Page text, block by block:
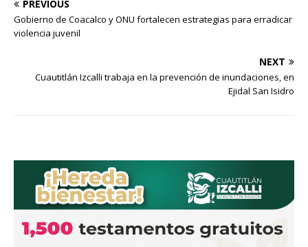
PREVIOUS
Gobierno de Coacalco y ONU fortalecen estrategias para erradicar
violencia juvenil
NEXT
Cuautitlán Izcalli trabaja en la prevención de inundaciones, en
Ejidal San Isidro